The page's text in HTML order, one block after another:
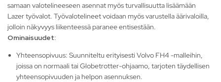
samaan valotelineeseen asennat myös turvallisuutta lisäämään
Lazer työvalot. Työvalotelineet voidaan myös varustella äärivaloilla,
jolloin näkyvyys liikenteessä paranee entisestään.
Ominaisuudet:
Yhteensopivuus: Suunniteltu erityisesti Volvo FH4 -malleihin,
joissa on normaali tai Globetrotter-ohjaamo, tarjoten täydellisen
yhteensopivuuden ja helpon asennuksen.